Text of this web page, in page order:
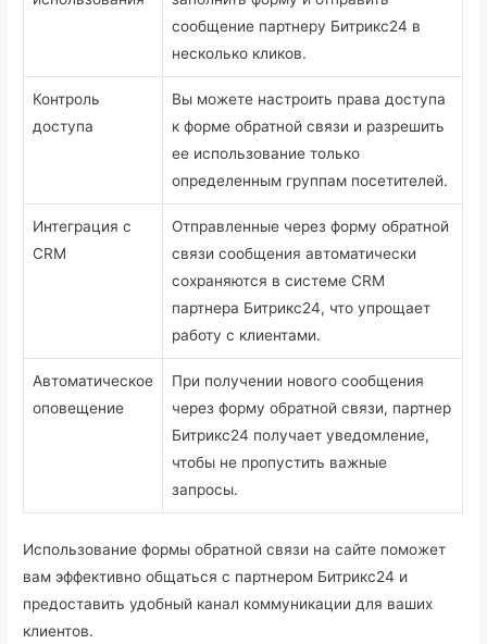
сообщение партнеру Битрикс24 в
несколько кликов.
Контроль
доступа
Вы можете настроить права доступа
к форме обратной связи и разрешить
ее использование только
определенным группам посетителей.
Интеграция с
CRM
Отправленные через форму обратной
связи сообщения автоматически
сохраняются в системе CRM
партнера Битрикс24, что упрощает
работу с клиентами.
Автоматическое
оповещение
При получении нового сообщения
через форму обратной связи, партнер
Битрикс24 получает уведомление,
чтобы не пропустить важные
запросы.
Использование формы обратной связи на сайте поможет
вам эффективно общаться с партнером Битрикс24 и
предоставить удобный канал коммуникации для ваших
клиентов.